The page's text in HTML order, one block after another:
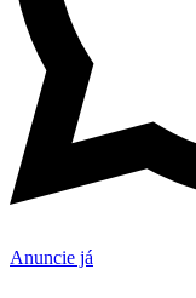
Anuncie já